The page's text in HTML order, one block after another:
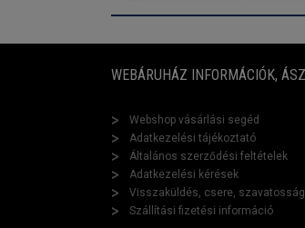
WEBÁRUHÁZ INFORMÁCIÓK,
Webshop vásárlási segéd
Adatkezelési tájékoztató
Általános szerződési feltételek
Adatkezelési kérések
Visszaküldés, csere, szavatosság
Szállítási fizetési információ